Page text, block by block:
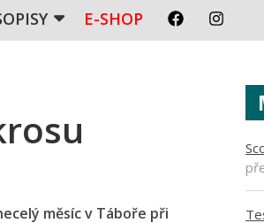
E-SHOP
měsíc v Táboře při